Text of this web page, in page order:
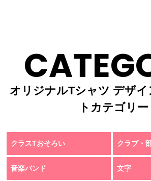
オリジナルTシャツ デザ
トカテゴリー
クラスTおそろい クラブ・
音楽バンド 文字